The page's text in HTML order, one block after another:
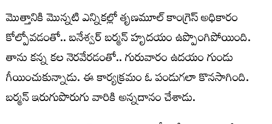
మొత్తానికి మొన్న‌టి ఎన్నిక‌ల్లో తృణ‌మూల్ కాంగ్రెస్ అధికారం
కోల్పోవ‌డంతో.. బ‌నేశ్వ‌ర్ బ‌ర్మ‌న్ హృద‌యం ఉప్పొంగిపోయింది.
తాను క‌న్న క‌ల నెర‌వేర‌డంతో.. గురువారం ఉద‌యం గుండు
గీయించుకున్నాడు. ఈ కార్య‌క్ర‌మం ఓ పండుగ‌లా కొన‌సాగింది.
బ‌ర్మ‌న్ ఇరుగుపొరుగు వారికి అన్న‌దానం చేశాడు.